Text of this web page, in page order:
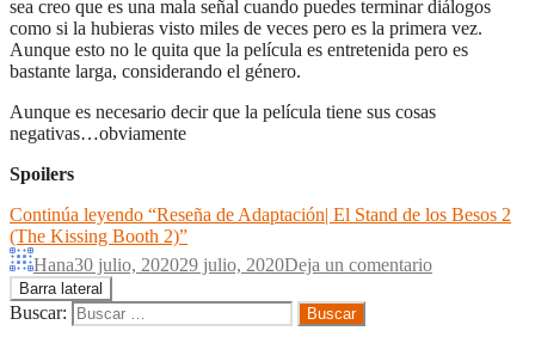
sea creo que es una mala señal cuando puedes terminar diálogos
como si la hubieras visto miles de veces pero es la primera vez.
Aunque esto no le quita que la película es entretenida pero es
bastante larga, considerando el género.
Aunque es necesario decir que la película tiene sus cosas
negativas…obviamente
Spoilers
Continúa leyendo “Reseña de Adaptación| El Stand de los Besos 2
(The Kissing Booth 2)”
Hana30 julio, 202029 julio, 2020Deja un comentario
Barra lateral
Buscar: